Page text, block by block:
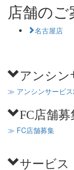
店舗のご
名古屋店
アンシン
≫ アンシンサービ
FC店舗募
≫ FC店舗募集
サービス